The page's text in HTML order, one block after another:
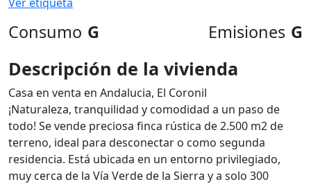
Consumo G Emisiones G
Descripción de la vivienda
Casa en venta en Andalucia, El Coronil
¡Naturaleza, tranquilidad y comodidad a un paso de
todo! Se vende preciosa finca rústica de 2.500 m2 de
terreno, ideal para desconectar o como segunda
residencia. Está ubicada en un entorno privilegiado,
muy cerca de la Vía Verde de la Sierra y a solo 300